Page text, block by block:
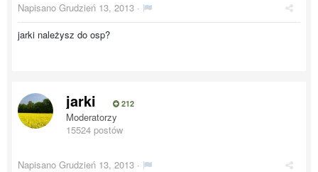
Napisano Grudzień 13, 2013 ·
jarki należysz do osp?
jarki 212
Moderatorzy
15524 postów
Napisano Grudzień 13, 2013 ·